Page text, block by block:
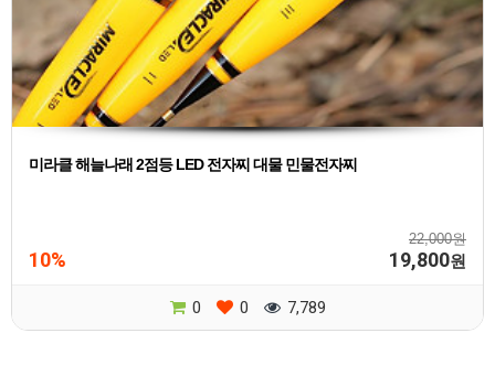
미라클 해늘나래 2점등 LED 전자찌 대물 민물전자찌
22,000원
10% 19,800원
0 0 7,789